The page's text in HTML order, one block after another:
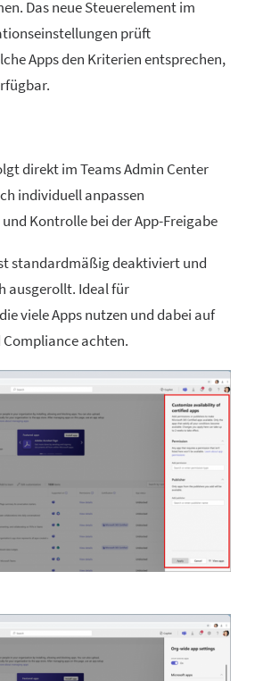
Das neue Steuerelement im
prüft
Apps den Kriterien entsprechen,
direkt im Teams Admin Center
individuell anpassen
und Kontrolle bei der App-Freigabe
standardmäßig deaktiviert und
ausgerollt. Ideal für
viele Apps nutzen und dabei auf
achten.